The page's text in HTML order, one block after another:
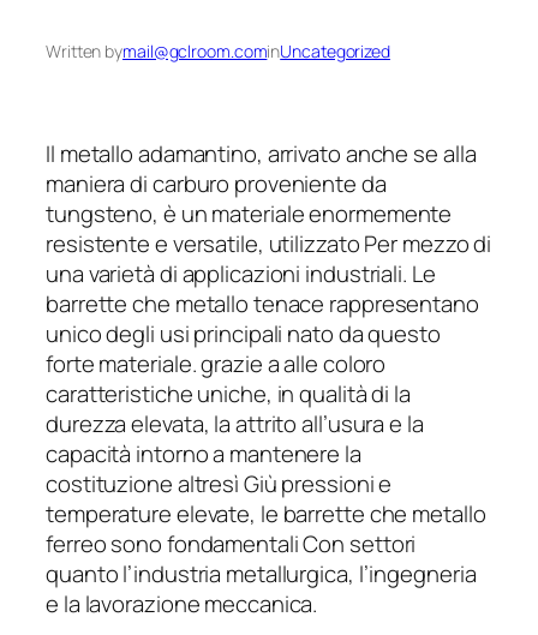
Written bymail@gclroom.cominUncategorized
Il metallo adamantino, arrivato anche se alla
maniera di carburo proveniente da
tungsteno, è un materiale enormemente
resistente e versatile, utilizzato Per mezzo di
una varietà di applicazioni industriali. Le
barrette che metallo tenace rappresentano
unico degli usi principali nato da questo
forte materiale. grazie a alle coloro
caratteristiche uniche, in qualità di la
durezza elevata, la attrito all’usura e la
capacità intorno a mantenere la
costituzione altresì Giù pressioni e
temperature elevate, le barrette che metallo
ferreo sono fondamentali Con settori
quanto l’industria metallurgica, l’ingegneria
e la lavorazione meccanica.